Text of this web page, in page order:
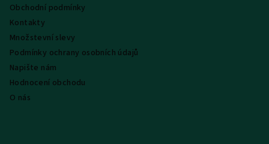
Obchodní podmínky
Kontakty
Množstevní slevy
Podmínky ochrany osobních údajů
Napište nám
Hodnocení obchodu
O nás